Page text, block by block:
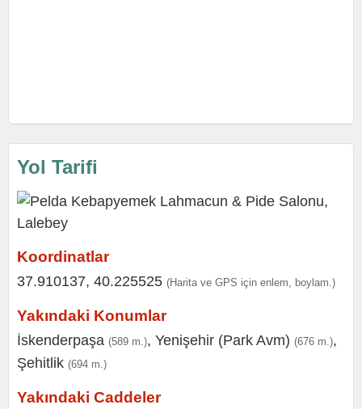
Yol Tarifi
Koordinatlar
37.910137, 40.225525 (Harita ve GPS için enlem, boylam.)
Yakındaki Konumlar
İskenderpaşa (589 m.), Yenişehir (Park Avm) (676 m.),
Şehitlik (694 m.)
Yakındaki Caddeler